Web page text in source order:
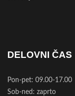
DELOVNI ČAS
Pon-pet: 09.00-17.00
Sob-ned: zaprto